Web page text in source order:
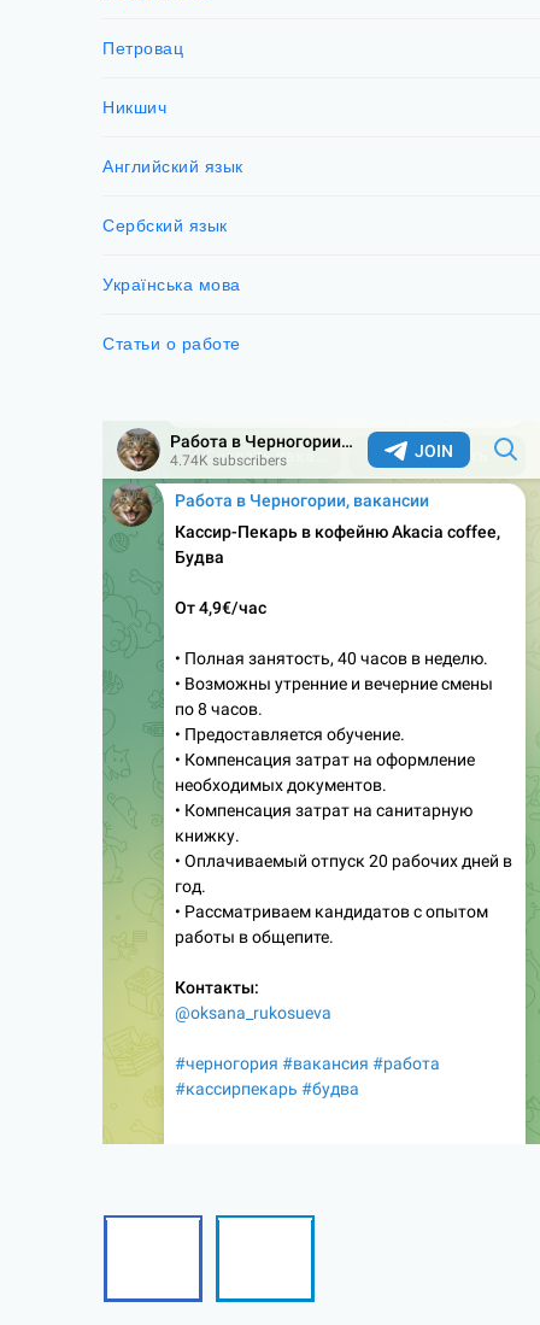
Петровац
Никшич
Английский язык
Сербский язык
Українська мова
Статьи о работе